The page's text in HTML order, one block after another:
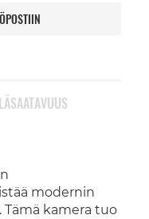
modernin
kamera tuo